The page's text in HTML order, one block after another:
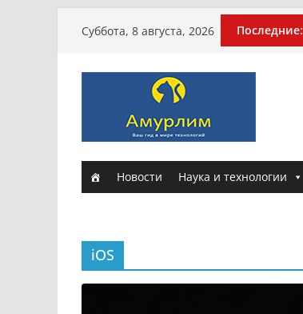
Суббота, 8 августа, 2026 Последние:
Новости Наука и технологии
iOS